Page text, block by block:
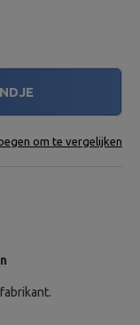
om te vergelijken